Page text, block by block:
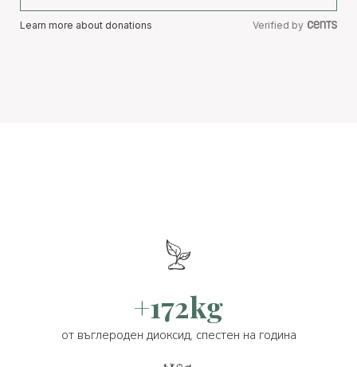
Learn more about donations Verified by
+172kg
от въглероден диоксид, спестен на година